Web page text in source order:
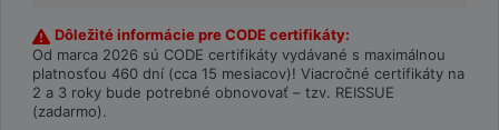
Dôležité informácie pre CODE certifikáty:
Od marca 2026 sú CODE certifikáty vydávané s maximálnou
platnosťou 460 dní (cca 15 mesiacov)! Viacročné certifikáty na
2 a 3 roky bude potrebné obnovovať – tzv. REISSUE
(zadarmo).